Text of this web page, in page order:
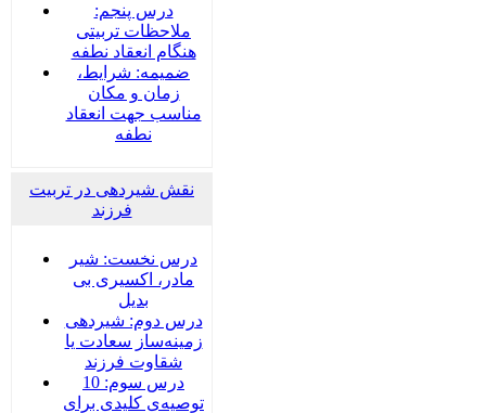
درس پنجم:
ملاحظات تربیتی
هنگام انعقاد نطفه
ضمیمه‌: شرایط،
زمان و مکان
مناسب جهت انعقاد
نطفه
نقش شیردهی در تربیت
فرزند
درس نخست: شیر
مادر، اکسیری بی
بدیل
درس دوم: شیردهی
زمینه‌ساز سعادت یا
شقاوت فرزند
درس سوم: 10
توصیه‌ی کلیدی برای